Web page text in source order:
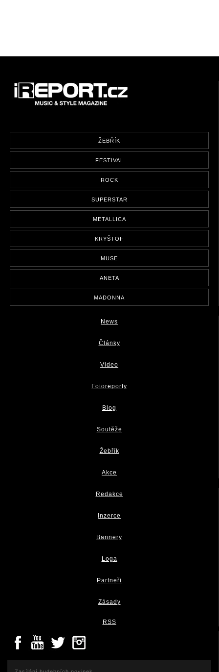
ŽEBŘÍK
FESTIVAL
ROCK
SUPERSTAR
METALLICA
KRYŠTOF
MUSE
ANETA
MADONNA
News
Články
Video
Fotoreporty
Blog
Soutěže
Žebřík
Akce
Redakce
Inzerce
Bannery
Loga
Partneři
Zásady
RSS